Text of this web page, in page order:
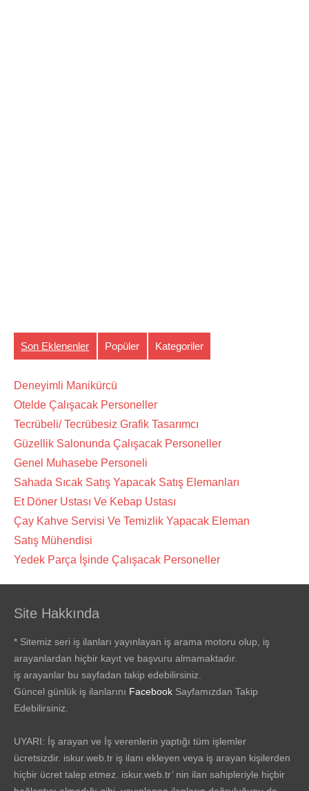
Son Eklenenler Popüler Kategoriler
Deneyimli Manikürcü
Otelde Çalışacak Personeller
Tecrübeli/ Tecrübesiz Grafik Tasarımcı
Güzellik Salonunda Çalışacak Personeller
Genel Muhasebe Personeli
Sahada Sıcak Satış Yapacak Satış Elemanları
Et Döner Ustası Ve Kebap Ustası
Çay Kahve Servisi Ve Temizlik Yapacak Eleman
Satış Mühendisi
Yedek Parça İşinde Çalışacak Personeller
Site Hakkında
* Sitemiz seri iş ilanları yayınlayan iş arama motoru olup, iş
arayanlardan hiçbir kayıt ve başvuru almamaktadır.
iş arayanlar bu sayfadan takip edebilirsiniz.
Güncel günlük iş ilanlarını Facebook Sayfamızdan Takip
Edebilirsiniz.
UYARI: İş arayan ve İş verenlerin yaptığı tüm işlemler
ücretsizdir. iskur.web.tr iş ilanı ekleyen veya iş arayan kişilerden
hiçbir ücret talep etmez. iskur.web.tr’ nin ilan sahipleriyle hiçbir